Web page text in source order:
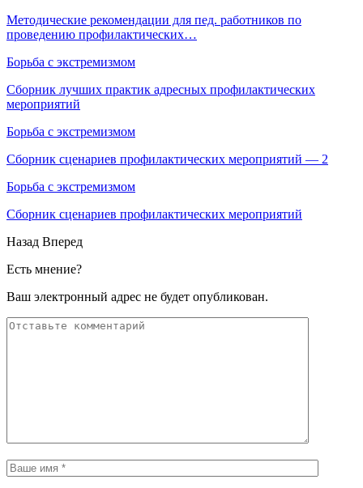
Методические рекомендации для пед. работников по
проведению профилактических…
Борьба с экстремизмом
Сборник лучших практик адресных профилактических
мероприятий
Борьба с экстремизмом
Сборник сценариев профилактических мероприятий — 2
Борьба с экстремизмом
Сборник сценариев профилактических мероприятий
Назад Вперед
Есть мнение?
Ваш электронный адрес не будет опубликован.